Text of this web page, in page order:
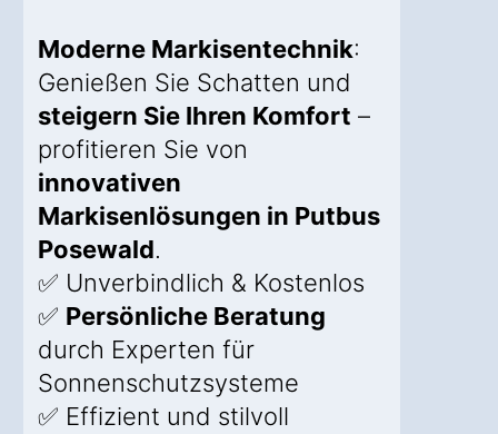
Moderne Markisentechnik:
Genießen Sie Schatten und
steigern Sie Ihren Komfort –
profitieren Sie von
innovativen
Markisenlösungen in Putbus
Posewald.
✅ Unverbindlich & Kostenlos
✅ Persönliche Beratung
durch Experten für
Sonnenschutzsysteme
✅ Effizient und stilvoll